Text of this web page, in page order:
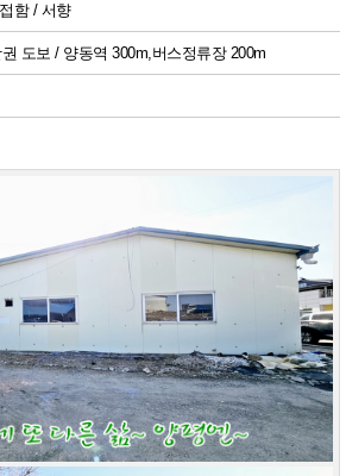
함 / 서향
도보 / 양동역 300m,버스정류장 200m